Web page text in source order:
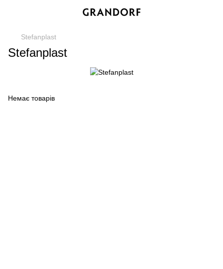
Stefanplast
Stefanplast
Немає товарів